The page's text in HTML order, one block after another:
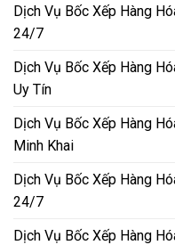
Dịch Vụ Bốc Xếp Hàng
24/7
Dịch Vụ Bốc Xếp Hàng
Uy Tín
Dịch Vụ Bốc Xếp Hàng
Minh Khai
Dịch Vụ Bốc Xếp Hàng
24/7
Dịch Vụ Bốc Xếp Hàng